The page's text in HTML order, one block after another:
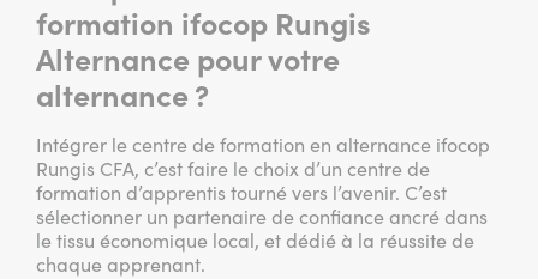
formation ifocop Rungis
Alternance pour votre
alternance ?
Intégrer le centre de formation en alternance ifocop
Rungis CFA, c’est faire le choix d’un centre de
formation d’apprentis tourné vers l’avenir. C’est
sélectionner un partenaire de confiance ancré dans
le tissu économique local, et dédié à la réussite de
chaque apprenant.